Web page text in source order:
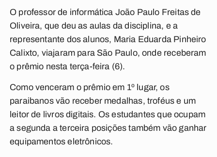
O professor de informática João Paulo Freitas de
Oliveira, que deu as aulas da disciplina, e a
representante dos alunos, Maria Eduarda Pinheiro
Calixto, viajaram para São Paulo, onde receberam
o prêmio nesta terça-feira (6).
Como venceram o prêmio em 1º lugar, os
paraibanos vão receber medalhas, troféus e um
leitor de livros digitais. Os estudantes que ocupam
a segunda a terceira posições também vão ganhar
equipamentos eletrônicos.